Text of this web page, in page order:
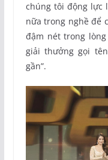
chúng tôi động lực
nữa trong nghề để
đậm nét trong
giải thưởng gọi
gần”.